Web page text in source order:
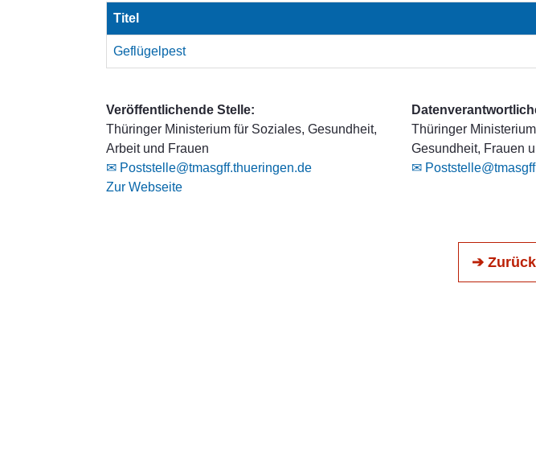
Titel
Geflügelpest
Veröffentlichende Stelle:
Thüringer Ministerium für Soziales, Gesundheit,
Arbeit und Frauen
✉ Poststelle@tmasgff.thueringen.de
Zur Webseite
Thüringer
Gesundheit, Frauen
✉
➔